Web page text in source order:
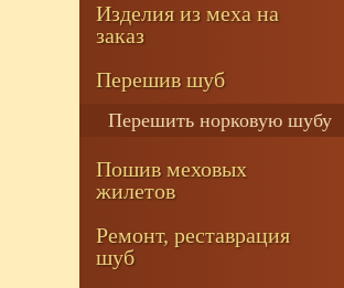
Изделия из меха на
заказ
Перешив шуб
Перешить норковую шубу
Пошив меховых
жилетов
Ремонт, реставрация
шуб